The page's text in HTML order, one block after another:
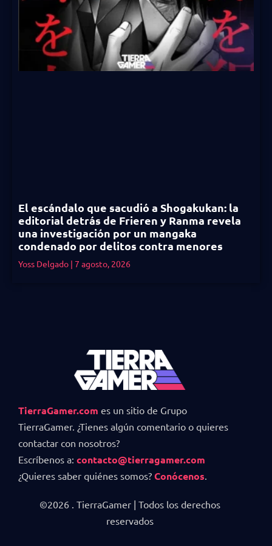
El escándalo que sacudió a Shogakukan: la
editorial detrás de Frieren y Ranma revela
una investigación por un mangaka
condenado por delitos contra menores
Yoss Delgado 7 agosto, 2026
TierraGamer.com es un sitio de Grupo
TierraGamer. ¿Tienes algún comentario o quieres
contactar con nosotros?
Escríbenos a: contacto@tierragamer.com
¿Quieres saber quiénes somos? Conócenos.
©2026 . TierraGamer | Todos los derechos
reservados